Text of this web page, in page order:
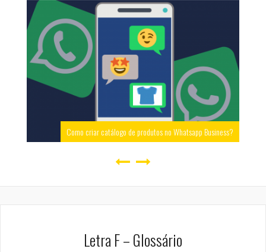
Como criar catálogo de produtos no Whatsapp Business?
Letra F – Glossário